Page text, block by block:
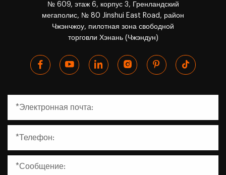
№ 609, этаж 6, корпус 3, Гренландский
мегаполис, № 80 Jinshui East Road, район
Чжэнчжоу, пилотная зона свободной
торговли Хэнань (Чжэндун)